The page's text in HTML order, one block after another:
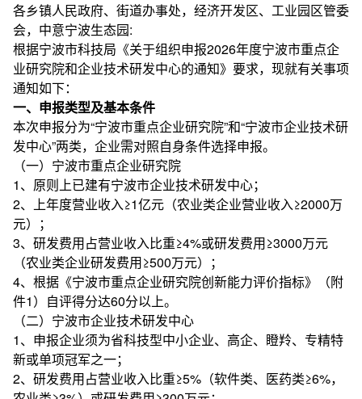
各乡镇人民政府、街道办事处，经济开发区、工业园区管委
会，中意宁波生态园:
根据宁波市科技局《关于组织申报2026年度宁波市重点企
业研究院和企业技术研发中心的通知》要求，现就有关事项
通知如下：
一、申报类型及基本条件
本次申报分为“宁波市重点企业研究院”和“宁波市企业技术研
发中心”两类，企业需对照自身条件选择申报。
（一）宁波市重点企业研究院
1、原则上已建有宁波市企业技术研发中心；
2、上年度营业收入≥1亿元（农业类企业营业收入≥2000万
元）；
3、研发费用占营业收入比重≥4%或研发费用≥3000万元
（农业类企业研发费用≥500万元）；
4、根据《宁波市重点企业研究院创新能力评价指标》（附
件1）自评得分达60分以上。
（二）宁波市企业技术研发中心
1、申报企业须为省科技型中小企业、高企、瞪羚、专精特
新或单项冠军之一；
2、研发费用占营业收入比重≥5%（软件类、医药类≥6%，